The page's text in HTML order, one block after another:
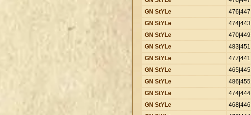
GN StYLe
476|447
GN StYLe
474|443
GN StYLe
470|449
GN StYLe
483|451
GN StYLe
477|441
GN StYLe
465|445
GN StYLe
486|455
GN StYLe
474|444
GN StYLe
468|446